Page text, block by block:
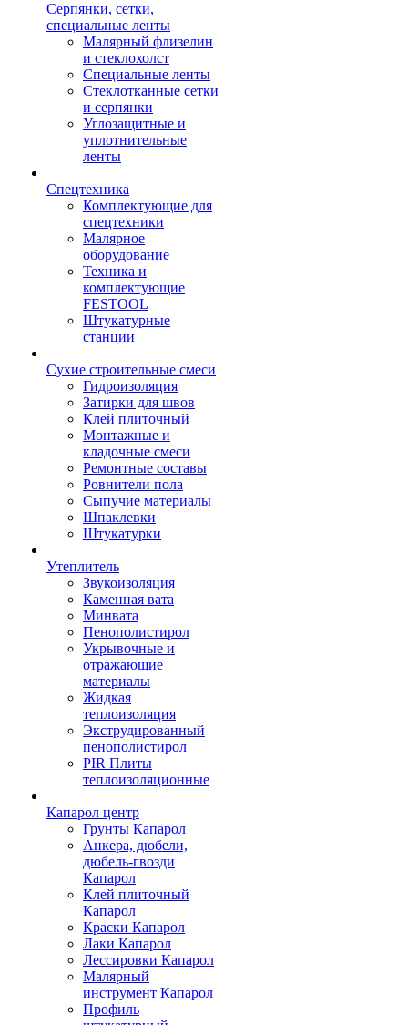
Серпянки, сетки,
специальные ленты
Малярный флизелин
и стеклохолст
Специальные ленты
Стеклотканные сетки
и серпянки
Углозащитные и
уплотнительные
ленты
Спецтехника
Комплектующие для
спецтехники
Малярное
оборудование
Техника и
комплектующие
FESTOOL
Штукатурные
станции
Сухие строительные смеси
Гидроизоляция
Затирки для швов
Клей плиточный
Монтажные и
кладочные смеси
Ремонтные составы
Ровнители пола
Сыпучие материалы
Шпаклевки
Штукатурки
Утеплитель
Звукоизоляция
Каменная вата
Минвата
Пенополистирол
Укрывочные и
отражающие
материалы
Жидкая
теплоизоляция
Экструдированный
пенополистирол
PIR Плиты
теплоизоляционные
Капарол центр
Грунты Капарол
Анкера, дюбели,
дюбель-гвозди
Капарол
Клей плиточный
Капарол
Краски Капарол
Лаки Капарол
Лессировки Капарол
Малярный
инструмент Капарол
Профиль